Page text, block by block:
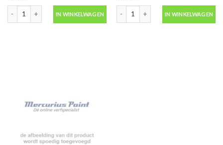
Motip Kompakt 43350 geel autolak in spuitbus 400ml aantal
IN WINKELWAGEN
Motip Kompakt 44009 geel autolak
IN WINKELWAGEN